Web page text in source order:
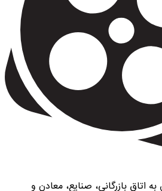
اتاق بازرگانی، صنایع، معادن و